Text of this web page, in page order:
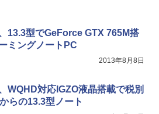
13.3型でGeForce GTX 765M搭
ミングノートPC
2013年8月8日
WQHD対応IGZO液晶搭載で税別
らの13.3型ノート